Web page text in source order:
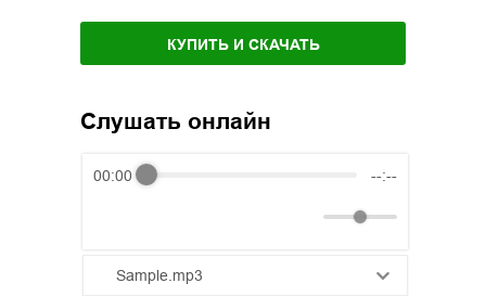
КУПИТЬ И СКАЧАТЬ
Слушать онлайн
00:00 --:--
Sample.mp3